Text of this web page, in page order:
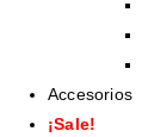
Accesorios
¡Sale!